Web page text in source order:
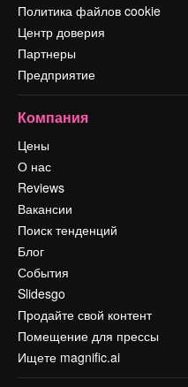
Политика файлов cookie
Центр доверия
Партнеры
Предприятие
Компания
Цены
О нас
Reviews
Вакансии
Поиск тенденций
Блог
События
Slidesgo
Продайте свой контент
Помещение для прессы
Ищете magnific.ai